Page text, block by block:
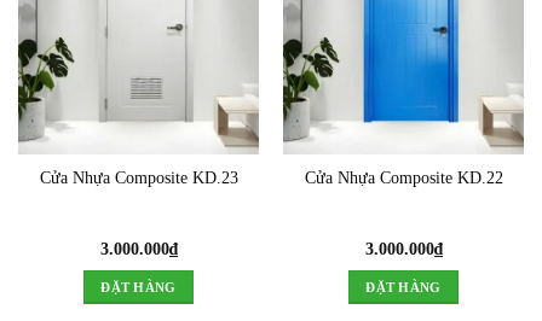
Cửa Nhựa Composite KD.23
3.000.000₫
ĐẶT HÀNG
Cửa Nhựa Composite KD.22
3.000.000₫
ĐẶT HÀNG